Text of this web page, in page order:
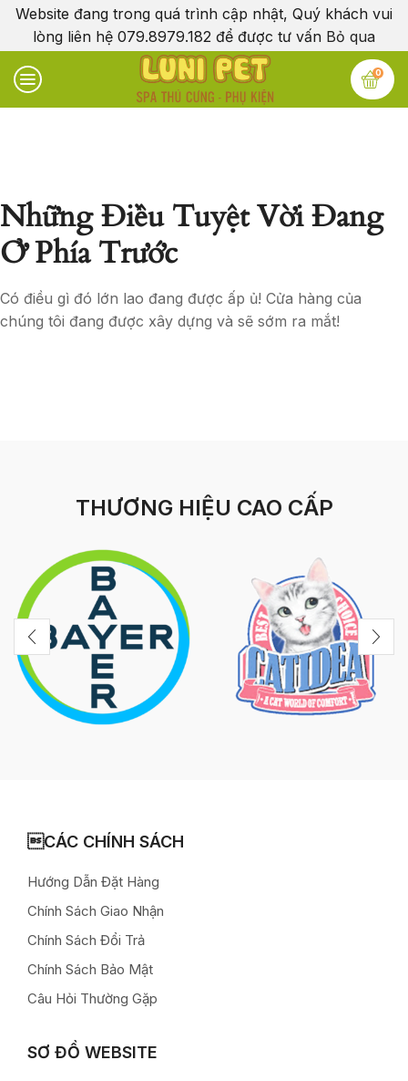
Website đang trong quá trình cập nhật, Quý khách vui
lòng liên hệ 079.8979.182 để được tư vấn Bỏ qua
0
Những Điều Tuyệt Vời Đang
Ở Phía Trước
Có điều gì đó lớn lao đang được ấp ủ! Cửa hàng của
chúng tôi đang được xây dựng và sẽ sớm ra mắt!
THƯƠNG HIỆU CAO CẤP
CÁC CHÍNH SÁCH
Hướng Dẫn Đặt Hàng
Chính Sách Giao Nhận
Chính Sách Đổi Trả
Chính Sách Bảo Mật
Câu Hỏi Thường Gặp
SƠ ĐỒ WEBSITE